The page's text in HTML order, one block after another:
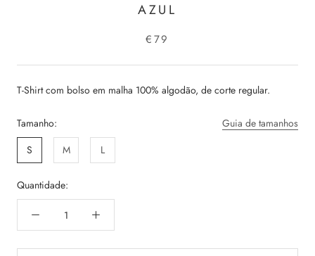
AZUL
€79
T-Shirt com bolso em malha 100% algodão, de corte regular.
Tamanho:
Guia de tamanhos
S
M L
Quantidade: